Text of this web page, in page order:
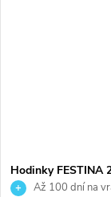
Hodinky FESTINA
Až 100 dní na